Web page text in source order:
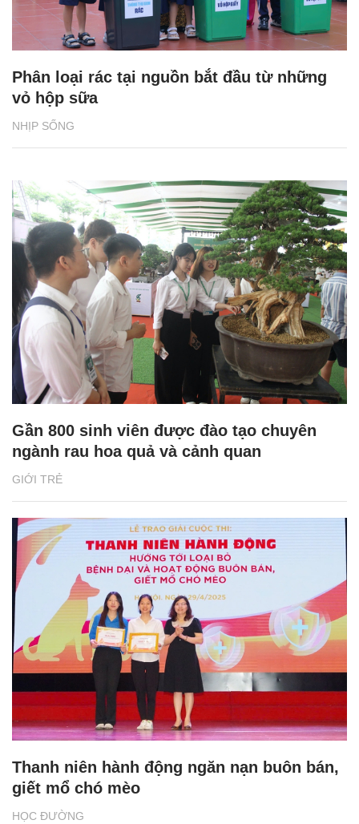
NHỊP SỐNG
Phân loại rác tại nguồn bắt đầu từ những
vỏ hộp sữa
GIỚI TRẺ
Gần 800 sinh viên được đào tạo chuyên
ngành rau hoa quả và cảnh quan
HỌC ĐƯỜNG
Thanh niên hành động ngăn nạn buôn bán,
giết mổ chó mèo